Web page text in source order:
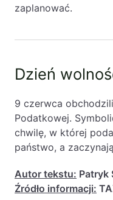
zaplanować.
Dzień
9 czerwca
Podatkowej.
chwilę, w której
państwo, a
Autor tekstu: Patryk
Źródło informacji: